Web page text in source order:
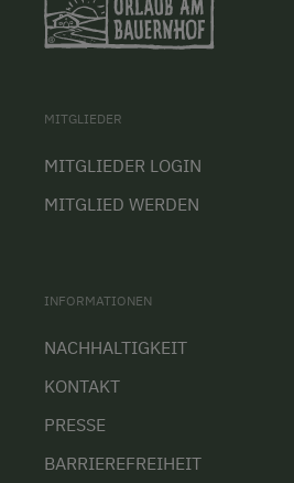
MITGLIEDER
MITGLIEDER LOGIN
MITGLIED WERDEN
INFORMATIONEN
NACHHALTIGKEIT
KONTAKT
PRESSE
BARRIEREFREIHEIT